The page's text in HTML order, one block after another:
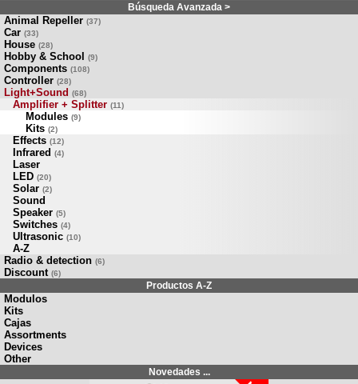
Búsqueda Avanzada >
Animal Repeller (37)
Car (33)
House (28)
Hobby & School (9)
Components (108)
Controller (28)
Light+Sound (68)
Amplifier + Splitter (11)
Modules (9)
Kits (2)
Effects (12)
Infrared (4)
Laser
LED (20)
Solar (2)
Sound
Speaker (5)
Switches (4)
Ultrasonic (10)
A-Z
Radio & detection (6)
Discount (6)
Productos A-Z
Modulos
Kits
Cajas
Assortments
Devices
Other
Novedades ...